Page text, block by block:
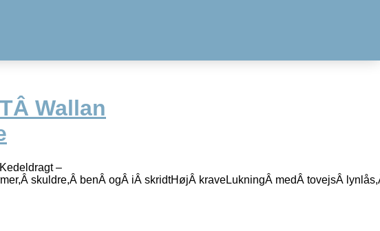
Wallan
–
skuldre,Â benÂ ogÂ iÂ skridtHøjÂ kraveLukningÂ medÂ tovejsÂ